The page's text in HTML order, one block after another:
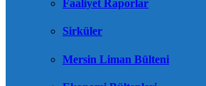
Faaliyet Raporlar
Sirküler
Mersin Liman Bülteni